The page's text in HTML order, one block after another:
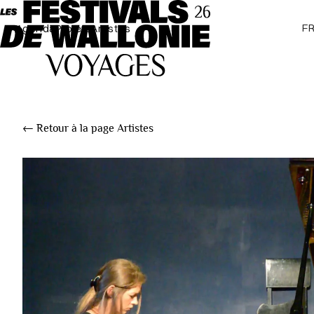
AgendaProjetsArtistes
← Retour à la page Artistes